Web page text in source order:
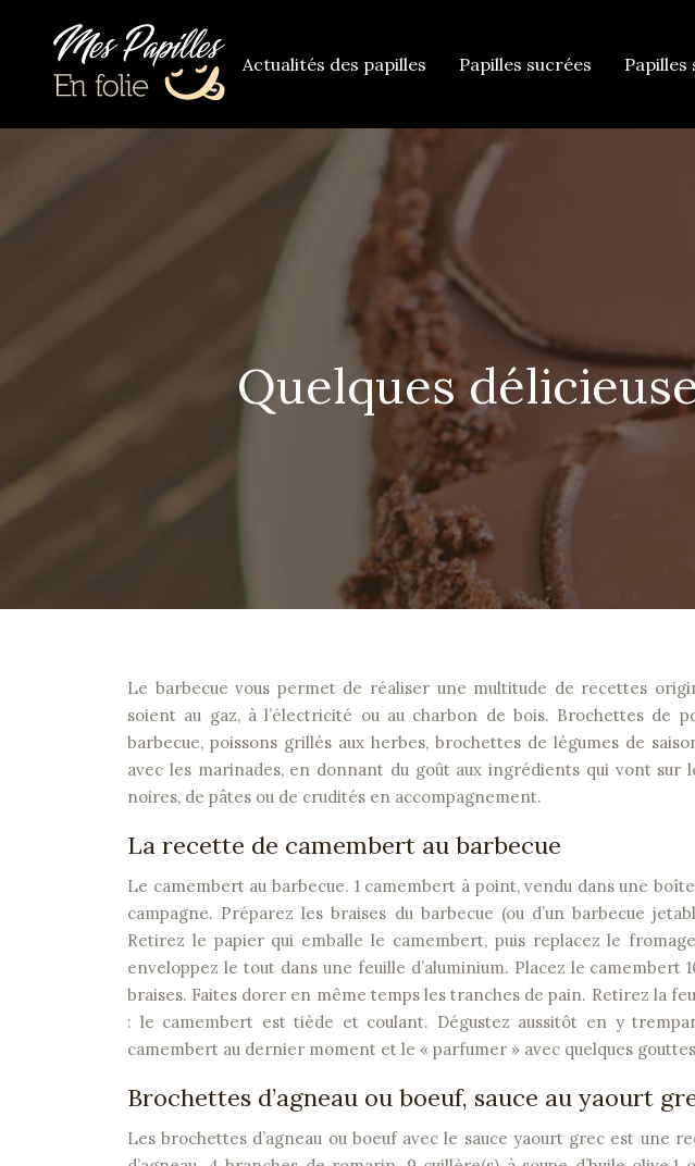
Actualités des papilles Papilles sucrées Papilles
Quelques
Le barbecue vous permet de réaliser une multitude de recettes originales pour vos fêtes en plein air, qu’elles
soient au gaz, à l’électricité ou au charbon de bois. Brochettes de
barbecue, poissons grillés aux herbes, brochettes de légumes de
avec les marinades, en donnant du goût aux ingrédients qui vont sur
noires, de pâtes ou de crudités en accompagnement.
La recette de camembert au barbecue
Le camembert au barbecue. 1 camembert à point, vendu dans une
campagne. Préparez les braises du barbecue (ou d’un barbecue
Retirez le papier qui emballe le camembert, puis replacez le
enveloppez le tout dans une feuille d’aluminium. Placez le camembert
braises. Faites dorer en même temps les tranches de pain. Retirez la
: le camembert est tiède et coulant. Dégustez aussitôt en y
camembert au dernier moment et le « parfumer » avec quelques
Brochettes d’agneau ou boeuf, sauce au yaourt
Les brochettes d’agneau ou boeuf avec le sauce yaourt grec est une